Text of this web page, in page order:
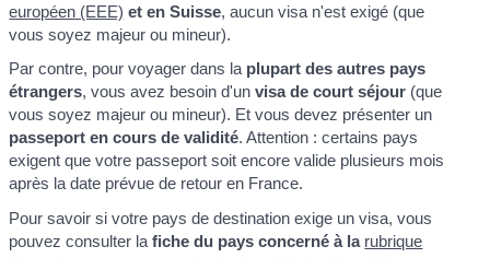
européen (EEE) et en Suisse, aucun visa n'est exigé (que
vous soyez majeur ou mineur).
Par contre, pour voyager dans la plupart des autres pays
étrangers, vous avez besoin d'un visa de court séjour (que
vous soyez majeur ou mineur). Et vous devez présenter un
passeport en cours de validité. Attention : certains pays
exigent que votre passeport soit encore valide plusieurs mois
après la date prévue de retour en France.
Pour savoir si votre pays de destination exige un visa, vous
pouvez consulter lafiche du pays concerné à la rubrique